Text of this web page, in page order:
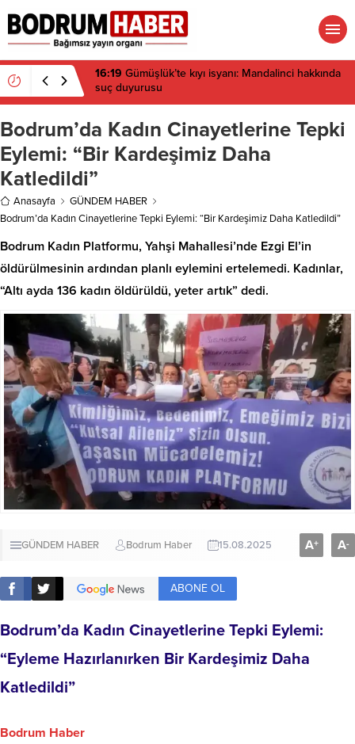
15:45 Bülent Eczacıbaşı Fen Lisesi’nde 4 yıl geçti,
hâlâ proje konuşuluyor
Bodrum’da Kadın Cinayetlerine Tepki
Eylemi: “Bir Kardeşimiz Daha
Katledildi”
Anasayfa
GÜNDEM HABER
Bodrum’da Kadın Cinayetlerine Tepki Eylemi: “Bir Kardeşimiz Daha Katledildi”
Bodrum Kadın Platformu, Yahşi Mahallesi’nde Ezgi El’in
öldürülmesinin ardından planlı eylemini ertelemedi. Kadınlar,
“Altı ayda 136 kadın öldürüldü, yeter artık” dedi.
GÜNDEM HABER Bodrum Haber 15.08.2025 A+ A-
ABONE OL
Bodrum’da Kadın Cinayetlerine Tepki Eylemi:
“Eyleme Hazırlanırken Bir Kardeşimiz Daha
Katledildi”
Bodrum Haber